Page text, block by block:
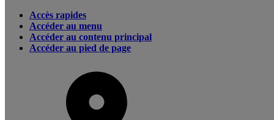
Accès rapides
Accéder au menu
Accéder au contenu principal
Accéder au pied de page